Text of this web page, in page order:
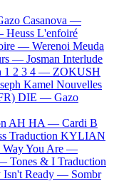
Casanova —
Heuss L'enfoiré
— Werenoi Meuda
— Josman Interlude
1 2 3 4 — ZOKUSH
Kamel Nouvelles
DIE — Gazo
AH HA — Cardi B
Traduction KYLIAN
Way You Are —
Tones & I Traduction
Isn't Ready — Sombr